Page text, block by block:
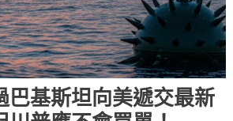
巴基斯坦向美遞交最新